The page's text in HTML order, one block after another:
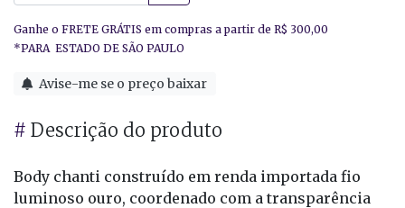
Avise-me se o preço baixar
# Descrição do produto
Body chanti construído em renda importada fio
luminoso ouro, coordenado com a transparência